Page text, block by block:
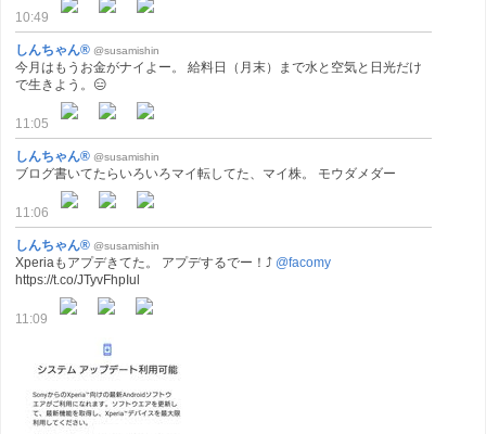
10:49
しんちゃん® @susamishin
今月はもうお金がナイよー。 給料日（月末）まで水と空気と日光だけ
で生きよう。😑
11:05
しんちゃん® @susamishin
ブログ書いてたらいろいろマイ転してた、マイ株。 モウダメダー
11:06
しんちゃん® @susamishin
Xperiaもアプデきてた。 アプデするでー！⤴ @facomy
https://t.co/JTyvFhpIul
11:09